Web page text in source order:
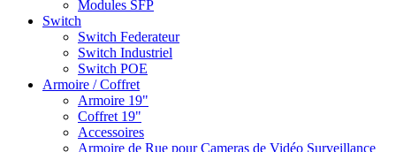
Modules SFP
Switch
Switch Federateur
Switch Industriel
Switch POE
Armoire / Coffret
Armoire 19"
Coffret 19"
Accessoires
Armoire de Rue pour Cameras de Vidéo Surveillance